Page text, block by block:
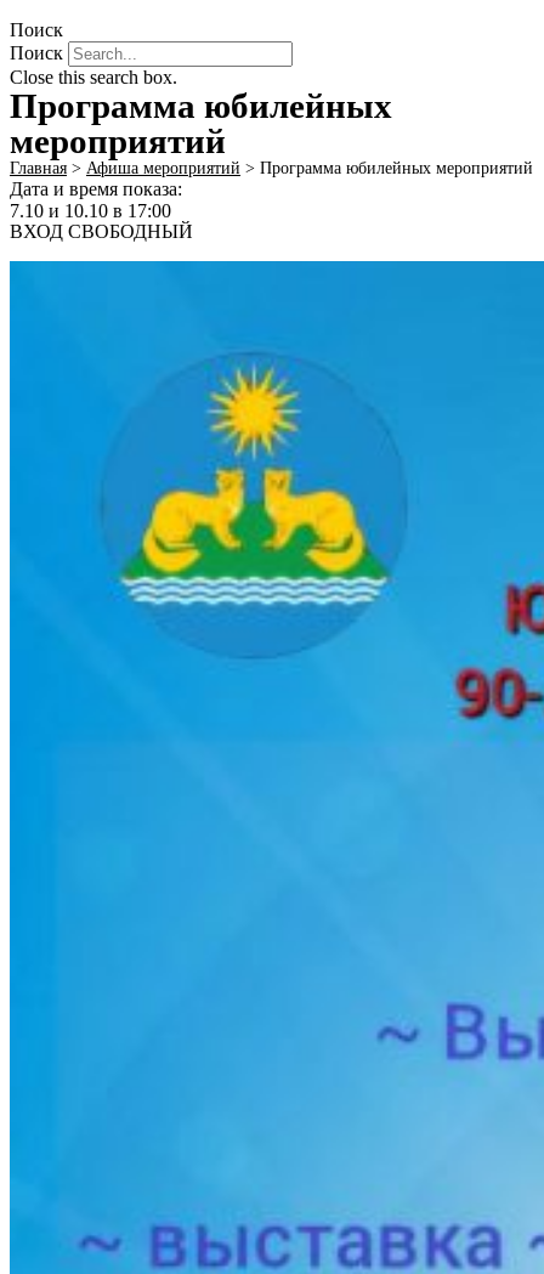
Поиск
Поиск
Close this search box.
Программа юбилейных
мероприятий
Главная > Афиша мероприятий > Программа юбилейных мероприятий
Дата и время показа:
7.10 и 10.10 в 17:00
ВХОД СВОБОДНЫЙ